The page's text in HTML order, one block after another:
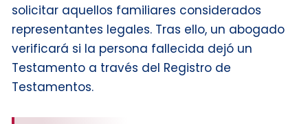
solicitar aquellos familiares considerados
representantes legales. Tras ello, un abogado
verificará si la persona fallecida dejó un
Testamento a través del Registro de
Testamentos.